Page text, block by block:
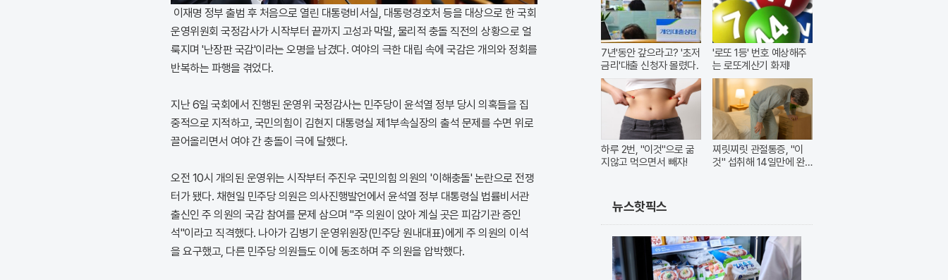
이재명 정부 출범 후 처음으로 열린 대통령비서실, 대통령경호처 등을 대상으로 한 국회
운영위원회 국정감사가 시작부터 끝까지 고성과 막말, 물리적 충돌 직전의 상황으로 얼
룩지며 '난장판 국감'이라는 오명을 남겼다. 여야의 극한 대립 속에 국감은 개의와 정회를
반복하는 파행을 겪었다.
지난 6일 국회에서 진행된 운영위 국정감사는 민주당이 윤석열 정부 당시 의혹들을 집
중적으로 지적하고, 국민의힘이 김현지 대통령실 제1부속실장의 출석 문제를 수면 위로
끌어올리면서 여야 간 충돌이 극에 달했다.
오전 10시 개의된 운영위는 시작부터 주진우 국민의힘 의원의 '이해충돌' 논란으로 전쟁
터가 됐다. 채현일 민주당 의원은 의사진행발언에서 윤석열 정부 대통령실 법률비서관
출신인 주 의원의 국감 참여를 문제 삼으며 "주 의원이 앉아 계실 곳은 피감기관 증인
석"이라고 직격했다. 나아가 김병기 운영위원장(민주당 원내대표)에게 주 의원의 이석
을 요구했고, 다른 민주당 의원들도 이에 동조하며 주 의원을 압박했다.
7년'동안 갚으라고? '초저
금리'대출 신청자 몰렸다.
'로또 1등' 번호 예상해주
는 로또계산기 화제!
하루 2번, "이것"으로 굶
지않고 먹으면서 빼자!
찌릿찌릿 관절통증, "이
것" 섭취해 14일만에 완
뉴스핫픽스